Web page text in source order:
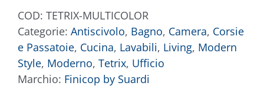
COD: TETRIX-MULTICOLOR
Categorie: Antiscivolo, Bagno, Camera, Corsie
e Passatoie, Cucina, Lavabili, Living, Modern
Style, Moderno, Tetrix, Ufficio
Marchio: Finicop by Suardi